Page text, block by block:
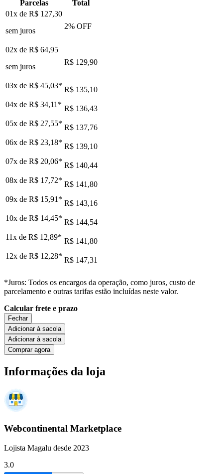
Parcelas
Total
01x de R$ 127,30
sem juros
2% OFF
02x de R$ 64,95
sem juros
R$ 129,90
03x de R$ 45,03* R$ 135,10
04x de R$ 34,11 * R$ 136,43
05x de R$ 27,55* R$ 137,76
06x de R$ 23,18* R$ 139,10
07x de R$ 20,06* R$ 140,44
08x de R$ 17,72* R$ 141,80
09x de R$ 15,91 * R$ 143,16
10x de R$ 14,45* R$ 144,54
11x de R$ 12,89* R$ 141,80
12x de R$ 12,28* R$ 147,31
*Juros: Todos os encargos da operação, como juros, custo de
parcelamento e outras tarifas estão incluídas neste valor.
Calcular frete e prazo
Fechar
Adicionar à sacola
Adicionar à sacola
Comprar agora
Informações da loja
Webcontinental Marketplace
Lojista Magalu desde 2023
3.0